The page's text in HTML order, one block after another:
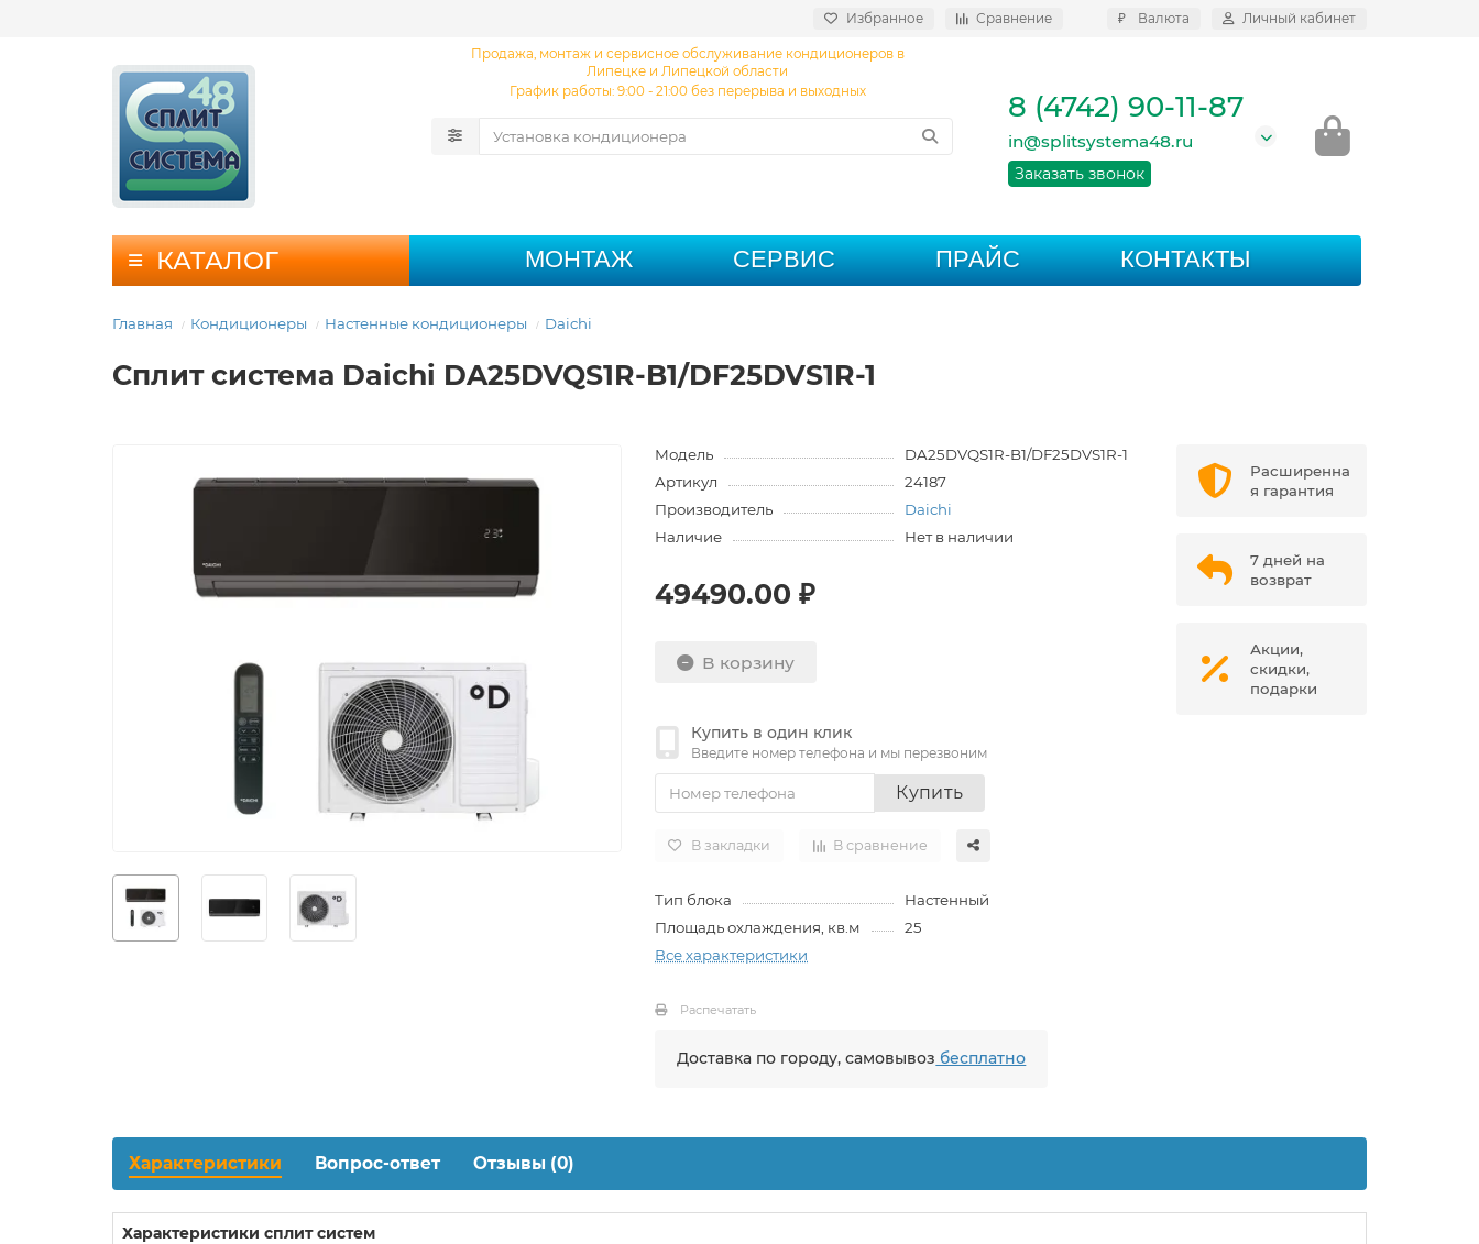
Избранное Сравнение ₽ Валюта Личный кабинет
Продажа, монтаж и сервисное обслуживание кондиционеров в
Липецке и Липецкой области
График работы: 9:00 - 21:00 без перерыва и выходных
8 (4742) 90-11-87
in@splitsystema48.ru
Заказать звонок
КАТАЛОГ МОНТАЖ СЕРВИС ПРАЙС КОНТАКТЫ
Главная Кондиционеры Настенные кондиционеры Daichi
Сплит система Daichi DA25DVQS1R-B1/DF25DVS1R-1
Модель
DA25DVQS1R-B1/DF25DVS1R-1
Артикул
24187
Производитель
Daichi
Наличие
Нет в наличии
49490.00 ₽
В корзину
Купить в один клик
Введите номер телефона и мы перезвоним
Купить
В закладки В сравнение
Тип блока
Настенный
Площадь охлаждения, кв.м
25
Все характеристики
Распечатать
Доставка по городу, самовывоз бесплатно
Расширенна
я гарантия
7 дней на
возврат
Акции,
скидки,
подарки
Характеристики Вопрос-ответ Отзывы (0)
Характеристики сплит систем